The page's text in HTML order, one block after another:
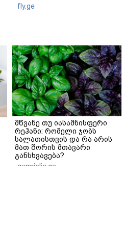
fly.ge
მწვანე თუ იასამნისფერი
რეჰანი: რომელი ჯობს
სალათისთვის და რა არის
მათ შორის მთავარი
განსხვავება?
gemrielia.ge